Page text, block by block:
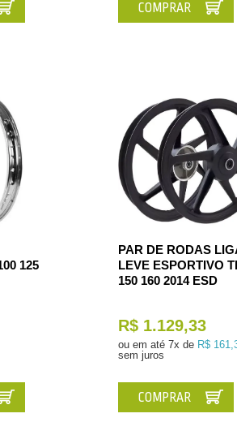
COMPRAR
125
PAR DE RODAS
LEVE ESPORTIVO
150 160 2014 ESD
R$ 1.129,33
ou em até 7x de R$
sem juros
COMPRAR